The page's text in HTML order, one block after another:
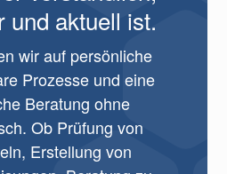
und aktuell ist.
wir auf persönliche
Prozesse und eine
Beratung ohne
Ob Prüfung von
Erstellung von